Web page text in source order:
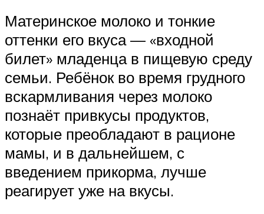
Материнское молоко и тонкие
оттенки его вкуса — «входной
билет» младенца в пищевую среду
семьи. Ребёнок во время грудного
вскармливания через молоко
познаёт привкусы продуктов,
которые преобладают в рационе
мамы, и в дальнейшем, с
введением прикорма, лучше
реагирует уже на вкусы.